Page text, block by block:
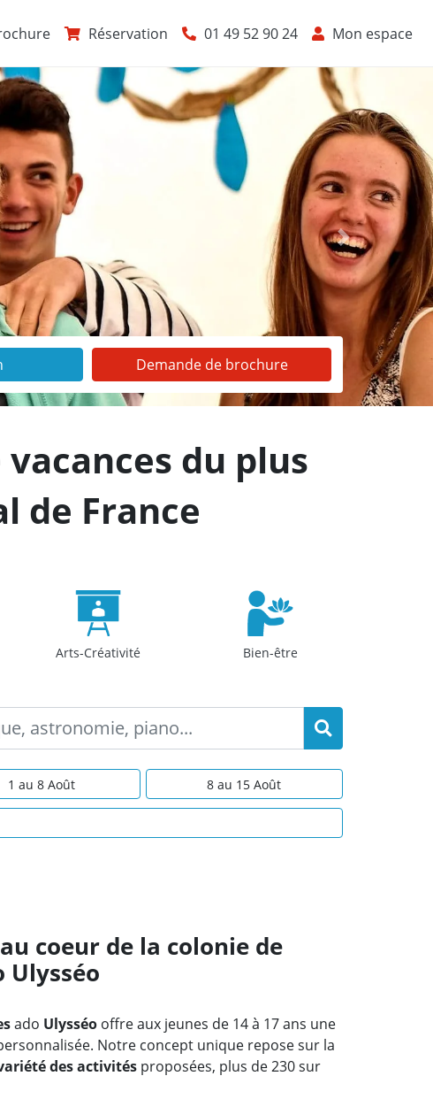
Réservation 01 49 52 90 24 Mon espace
Suivant
Demande de brochure
du plus
de France
Arts-Créativité Bien-être
1 au 8 Août 8 au 15 Août
coeur de la colonie de
Ulysséo
ado Ulysséo offre aux jeunes de 14 à 17 ans une
Notre concept unique repose sur la
des activités proposées, plus de 230 sur